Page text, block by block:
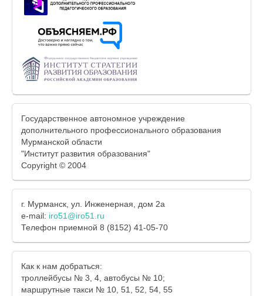
Государственное автономное учреждение
дополнительного профессионального образования
Мурманской области
"Институт развития образования"
Copyright © 2004
г. Мурманск, ул. Инженерная, дом 2а
e-mail: iro51@iro51.ru
Телефон приемной 8 (8152) 41-05-70
Как к нам добраться:
троллейбусы № 3, 4, автобусы № 10;
маршрутные такси № 10, 51, 52, 54, 55